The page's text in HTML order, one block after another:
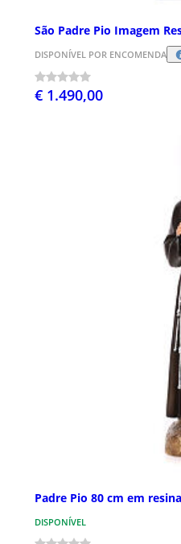
São Padre Pio Imagem
DISPONÍVEL POR ENCOMENDA
€ 1.490,00
Padre Pio 80 cm em resina
DISPONÍVEL